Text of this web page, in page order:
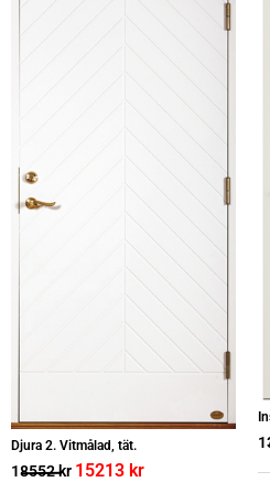
Djura 2. Vitmålad, tät.
18552kr 15213 kr